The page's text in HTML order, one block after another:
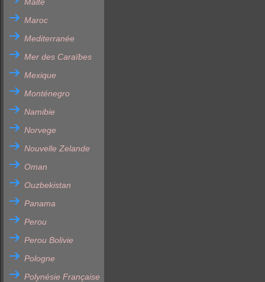
Maroc
Mediterranée
Mer des Caraïbes
Mexique
Monténegro
Namibie
Norvege
Nouvelle Zelande
Oman
Ouzbekistan
Panama
Perou
Perou Bolivie
Pologne
Polynésie Française